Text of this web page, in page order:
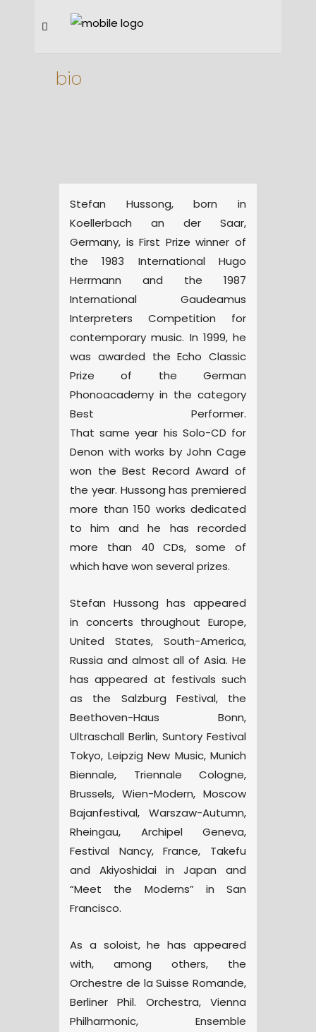
bio
Stefan Hussong, born in
Koellerbach an der Saar,
Germany, is First Prize winner of
the 1983 International Hugo
Herrmann and the 1987
International Gaudeamus
Interpreters Competition for
contemporary music. In 1999, he
was awarded the Echo Classic
Prize of the German
Phonoacademy in the category
Best Performer.
That same year his Solo-CD for
Denon with works by John Cage
won the Best Record Award of
the year. Hussong has premiered
more than 150 works dedicated
to him and he has recorded
more than 40 CDs, some of
which have won several prizes.
Stefan Hussong has appeared
in concerts throughout Europe,
United States, South-America,
Russia and almost all of Asia. He
has appeared at festivals such
as the Salzburg Festival, the
Beethoven-Haus Bonn,
Ultraschall Berlin, Suntory Festival
Tokyo, Leipzig New Music, Munich
Biennale, Triennale Cologne,
Brussels, Wien-Modern, Moscow
Bajanfestival, Warszaw-Autumn,
Rheingau, Archipel Geneva,
Festival Nancy, France, Takefu
and Akiyoshidai in Japan and
“Meet the Moderns” in San
Francisco.
As a soloist, he has appeared
with, among others, the
Orchestre de la Suisse Romande,
Berliner Phil. Orchestra, Vienna
Philharmonic, Ensemble